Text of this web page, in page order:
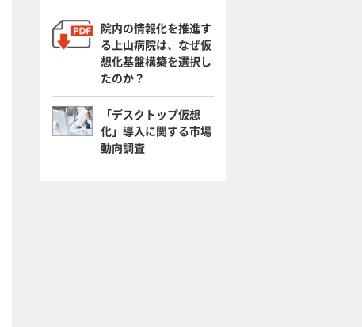
院内の情報化を推進す
る上山病院は、なぜ仮
想化基盤構築を選択し
たのか？
「デスクトップ仮想
化」導入に関する市場
動向調査